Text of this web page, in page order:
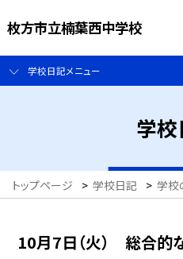
枚方市立楠葉西中学校
学校日記メニュー
学
トップページ > 学校日記 > 学校
10月7日（火） 総合的